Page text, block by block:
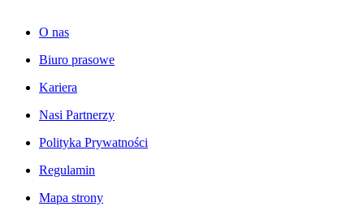
O nas
Biuro prasowe
Kariera
Nasi Partnerzy
Polityka Prywatności
Regulamin
Mapa strony